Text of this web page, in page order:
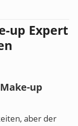
up Expert
up
aber der